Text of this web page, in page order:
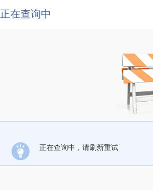
正在查询中
正在查询中，请刷新重试